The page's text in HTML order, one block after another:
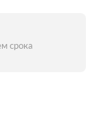
срока